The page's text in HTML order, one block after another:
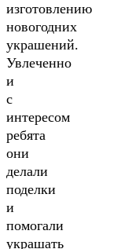
изготовлению
новогодних
украшений.
Увлеченно
и
с
интересом
ребята
они
делали
поделки
и
помогали
украшать